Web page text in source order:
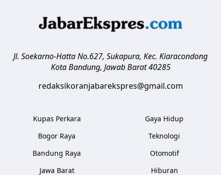
Jl. Soekarno-Hatta No.627, Sukapura, Kec. Kiaracondong
Kota Bandung, Jawab Barat 40285
redaksikoranjabarekspres@gmail.com
Kupas Perkara
Bogor Raya
Bandung Raya
Jawa Barat
Gaya Hidup
Teknologi
Otomotif
Hiburan